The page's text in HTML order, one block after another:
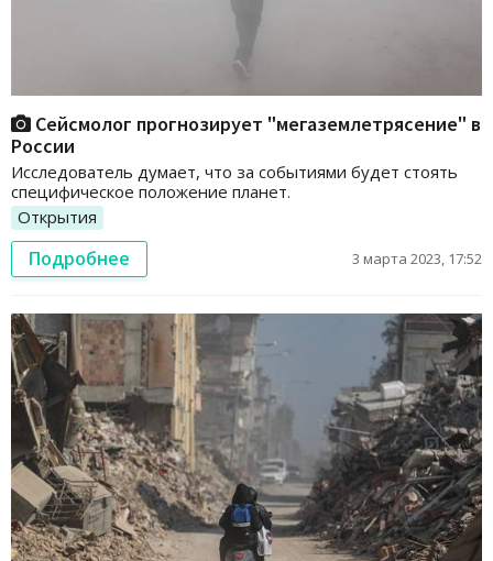
Сейсмолог прогнозирует "мегаземлетрясение" в
России
Исследователь думает, что за событиями будет стоять
специфическое положение планет.
Открытия
Подробнее 3 марта 2023, 17:52